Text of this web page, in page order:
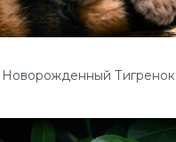
Новорожденный Тигренок